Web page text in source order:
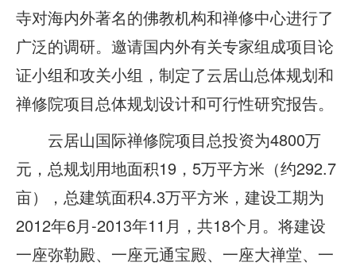
寺对海内外著名的佛教机构和禅修中心进行了
广泛的调研。邀请国内外有关专家组成项目论
证小组和攻关小组，制定了云居山总体规划和
禅修院项目总体规划设计和可行性研究报告。
云居山国际禅修院项目总投资为4800万
元，总规划用地面积19，5万平方米（约292.7
亩），总建筑面积4.3万平方米，建设工期为
2012年6月-2013年11月，共18个月。将建设
一座弥勒殿、一座元通宝殿、一座大禅堂、一